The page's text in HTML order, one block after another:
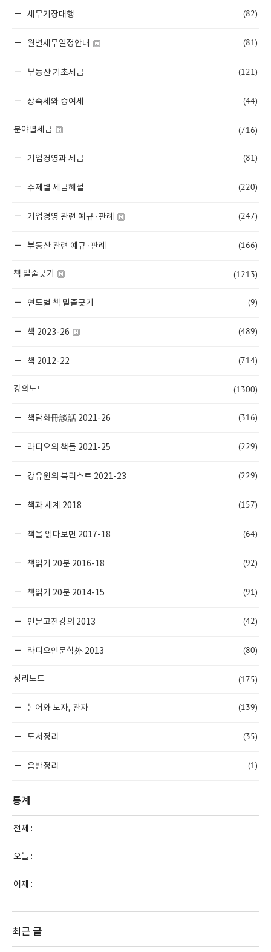
세무기장대행 (82)
월별세무일정안내 (81)
부동산 기초세금 (121)
상속세와 증여세 (44)
분야별세금 (716)
기업경영과 세금 (81)
주제별 세금해설 (220)
기업경영 관련 예규·판례 (247)
부동산 관련 예규·판례 (166)
책 밑줄긋기 (1213)
연도별 책 밑줄긋기 (9)
책 2023-26 (489)
책 2012-22 (714)
강의노트 (1300)
책담화冊談話 2021-26 (316)
라티오의 책들 2021-25 (229)
강유원의 북리스트 2021-23 (229)
책과 세계 2018 (157)
책을 읽다보면 2017-18 (64)
책읽기 20분 2016-18 (92)
책읽기 20분 2014-15 (91)
인문고전강의 2013 (42)
라디오인문학外 2013 (80)
정리노트 (175)
논어와 노자, 관자 (139)
도서정리 (35)
음반정리 (1)
통계
전체 :
오늘 :
어제 :
최근 글